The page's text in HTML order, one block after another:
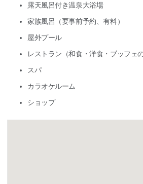
露天風呂付き温泉大浴場
家族風呂（要事前予約、有料）
屋外プール
レストラン（和食・洋食・ブッフェ
スパ
カラオケルーム
ショップ